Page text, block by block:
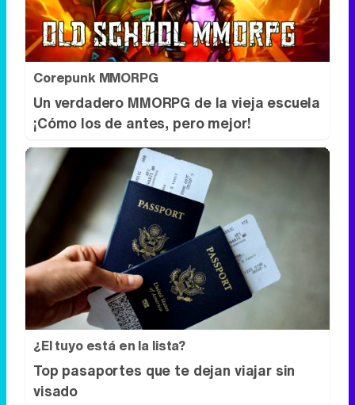
Corepunk MMORPG
Un verdadero MMORPG de la vieja escuela
¡Cómo los de antes, pero mejor!
¿El tuyo está en la lista?
Top pasaportes que te dejan viajar sin
visado